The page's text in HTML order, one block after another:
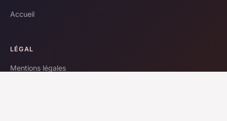
Accueil
LÉGAL
Mentions légales